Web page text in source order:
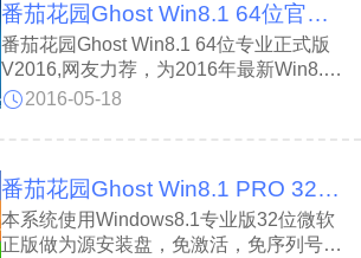
验吧。
番茄花园Ghost Win8.1 64位官方专业版V16.05(免激活)
番茄花园Ghost Win8.1 64位专业正式版
V2016,网友力荐，为2016年最新Win8.1
专业版iso安装镜像以微软Windows8.1
作，以Ghost 方式封装安装简便快速，以
2016-05-18
番茄花园Ghost Win8.1 PRO 32位装机版V16.06专业版
本系统使用Windows8.1专业版32位微软
正版做为源安装盘，免激活，免序列号，